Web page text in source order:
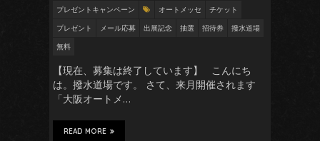
プレゼントキャンペーン
オートメッセ
チケット
プレゼント
メール応募 出展記念 抽選 招待券
撥水道場
無料
【現在、募集は終了しています】 こんにち
は。撥水道場です。 さて、来月開催されます
「大阪オートメ…
READ MORE